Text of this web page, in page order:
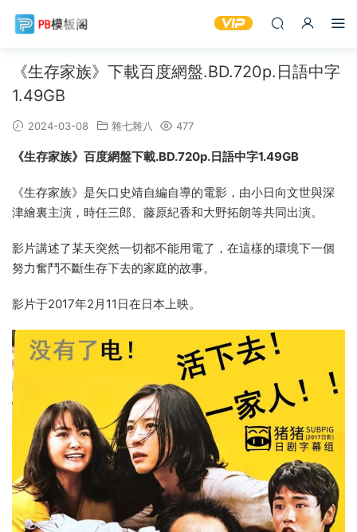
《生存家族》下載百度網盤.BD.720p.日語中字
1.49GB
2024-03-08 雜七雜八 477
《生存家族》百度網盤下載.BD.720p.日語中字1.49GB
《生存家族》是矢口史靖自編自導的電影，由小日向文世與深
津繪裏主演，時任三郎、藤原紀香和大野拓朗等共同出演。
影片講述了某天突然一切都不能用電了，在這樣的環境下一個
努力奮鬥不斷生存下去的家庭的故事。
影片于2017年2月11日在日本上映。